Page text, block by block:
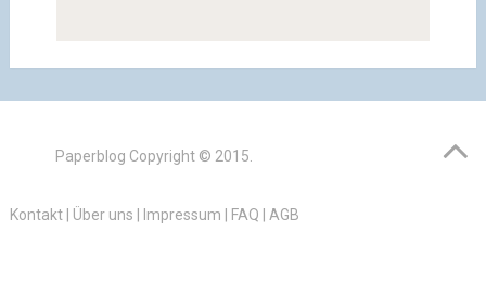
Paperblog Copyright © 2015.
Kontakt| Über uns Impressum FAQ AGB